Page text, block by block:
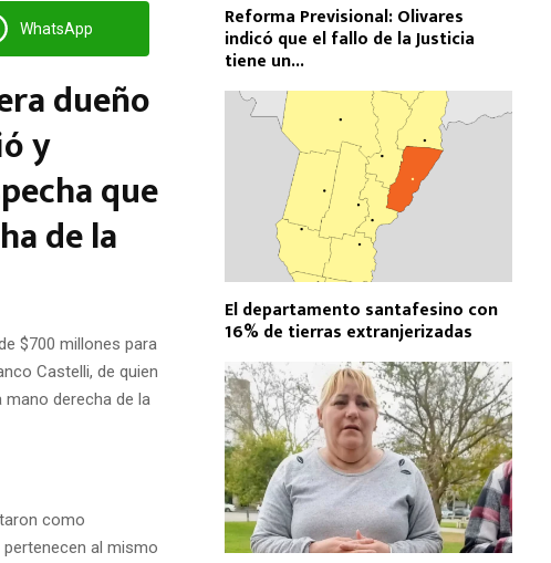
WhatsApp
dueño
y
que
de la
$700 millones para
Castelli, de quien
mano derecha de la
como
al mismo
Reforma Previsional: Olivares
indicó que el fallo de la Justicia
tiene un...
El departamento santafesino con
16% de tierras extranjerizadas